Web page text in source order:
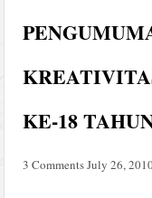
KE-18
3 CommentsJuly 26,